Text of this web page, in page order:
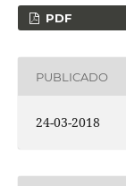
PDF
PUBLICADO
24-03-2018